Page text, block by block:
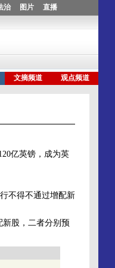
亿英镑，成为英
不得不通过增配新
股，二者分别预